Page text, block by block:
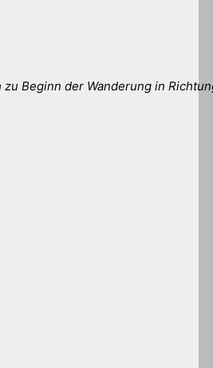
Beginn der Wanderung in